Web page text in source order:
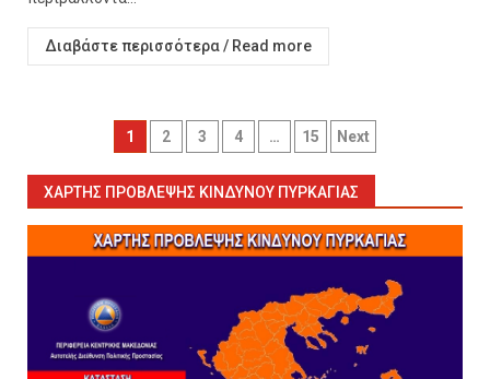
Διαβάστε περισσότερα / Read more
Σελιδοποίηση
άρθρων
1 2 3 4 … 15 Next
ΧΆΡΤΗΣ ΠΡΌΒΛΕΨΗΣ ΚΙΝΔΎΝΟΥ ΠΥΡΚΑΓΙΆΣ
εκπαιδεύσουμε ή για να
αλλάξουμε ζωές;